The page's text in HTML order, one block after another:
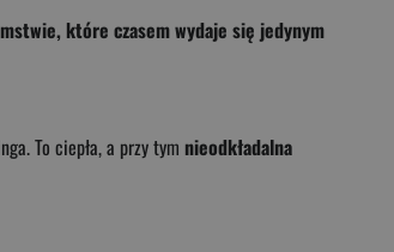
które czasem wydaje się jedynym
To ciepła, a przy tym nieodkładalna